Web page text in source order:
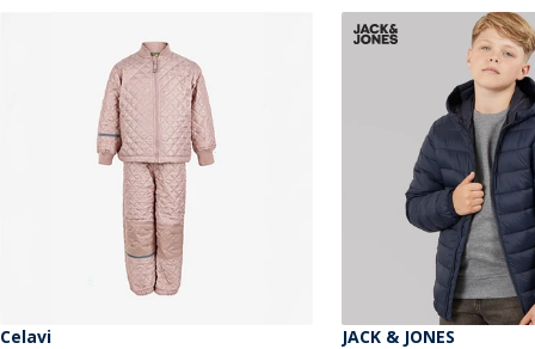
Celavi
JACK & JONES